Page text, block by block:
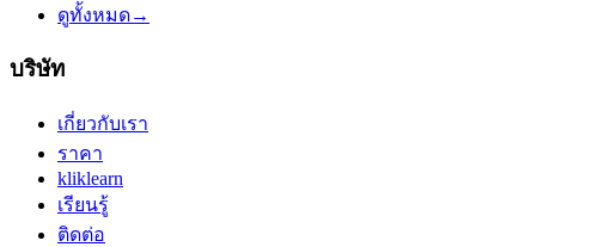
ดูทั้งหมด→
บริษัท
เกี่ยวกับเรา
ราคา
kliklearn
เรียนรู้
ติดต่อ